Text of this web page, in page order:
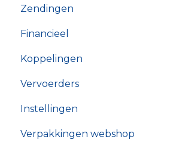
Zendingen
Financieel
Koppelingen
Vervoerders
Instellingen
Verpakkingen webshop